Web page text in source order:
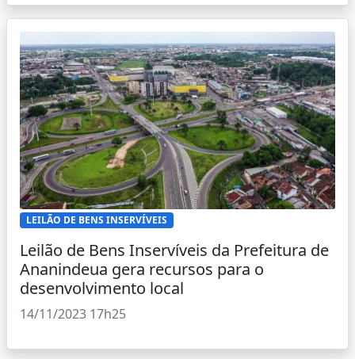
LEILÃO DE BENS INSERVÍVEIS
Leilão de Bens Inservíveis da Prefeitura de
Ananindeua gera recursos para o
desenvolvimento local
14/11/2023 17h25